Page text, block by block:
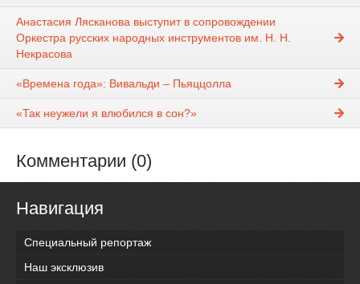
Анастасия Лясканова выступит в сопровождении
Оркестра русских народных инструментов им. Н. Н.
Некрасова
«Времена года»: Вивальди – Пьяццолла
«Так неужели я влюбился в сон?»
Комментарии (0)
Навигация
Специальный репортаж
Наш эксклюзив